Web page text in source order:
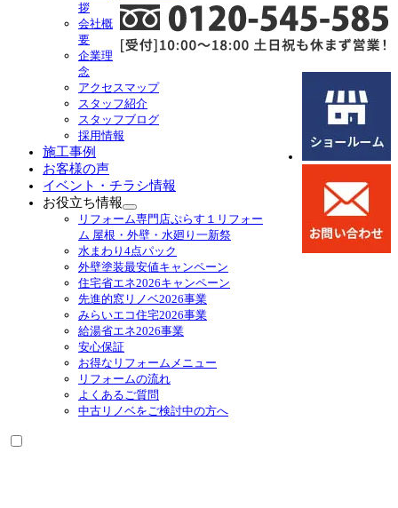
開
拶
会社概
要
企業理
念
アクセスマップ
スタッフ紹介
スタッフブログ
採用情報
施工事例
お客様の声
イベント・チラシ情報
お役立ち情報
サ
ブ
メ
ニ
ュ
ー
を
展
リフォーム専門店ぷらす１リフォー
ム 屋根・外壁・水廻り一新祭
水まわり4点パック
外壁塗装最安値キャンペーン
住宅省エネ2026キャンペーン
先進的窓リノベ2026事業
みらいエコ住宅2026事業
給湯省エネ2026事業
安心保証
お得なリフォームメニュー
リフォームの流れ
よくあるご質問
中古リノベをご検討中の方へ